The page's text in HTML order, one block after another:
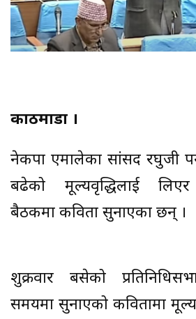
काठमाडौं ।
नेकपा एमालेका सांसद रघुजी
बढेको मूल्यवृद्धिलाई लिएर
बैठकमा कविता सुनाएका छन् ।
शुक्रवार बसेको
समयमा सुनाएको कवितामा मूल्य